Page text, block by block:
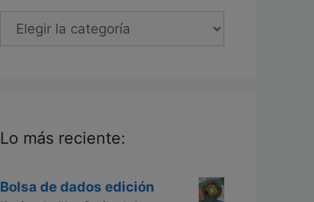
Categorias
Lo más reciente:
Bolsa de dados edición